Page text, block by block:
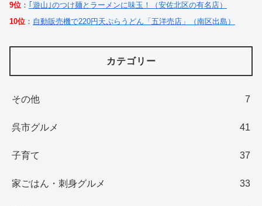
9位 ： ｢遊山｣のつけ麺とラーメンに味玉！（安佐北区の有名店）
10位 ： 自動販売機で220円天ぷらうどん「五洋売店」（南区出島）
カテゴリー
その他 7
呉市グルメ 41
子育て 37
家ごはん・刺身グルメ 33